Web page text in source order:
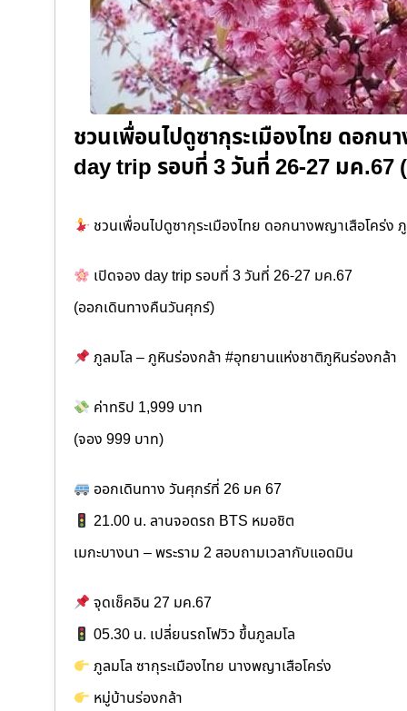
ชวนเพื่อนไปดูซากุระเมืองไทย ดอกน
day trip รอบที่ 3 วันที่ 26-27 มค
ชวนเพื่อนไปดูซากุระเมืองไทย ดอกนางพญาเสือโคร่ง
เปิดจอง day trip รอบที่ 3 วันที่ 26-27 มค.67
(ออกเดินทางคืนวันศุกร์)
ภูลมโล – ภูหินร่องกล้า #อุทยานแห่งชาติภูหินร่องกล้า
ค่าทริป 1,999 บาท
(จอง 999 บาท)
ออกเดินทาง วันศุกร์ที่ 26 มค 67
21.00 น. ลานจอดรถ BTS หมอชิต
เมกะบางนา – พระราม 2 สอบถามเวลากับแอดมิน
จุดเช็คอิน 27 มค.67
05.30 น. เปลี่ยนรถโฟวิว ขึ้นภูลมโล
ภูลมโล ซากุระเมืองไทย นางพญาเสือโคร่ง
หมู่บ้านร่องกล้า